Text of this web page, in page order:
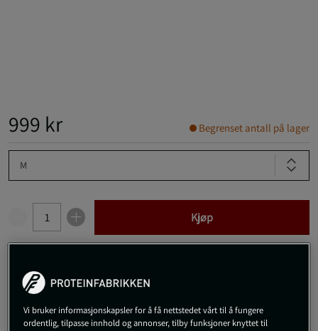
999 kr Begrenset antall på lager
M
Kjøp
Competition Power Belt fra Schiek er det perfekte beltet for
Vi bruker informasjonskapsler for å få nettstedet vårt til å fungere
ordentlig, tilpasse innhold og annonser, tilby funksjoner knyttet til